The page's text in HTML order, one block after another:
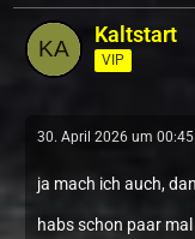
Kaltstart
VIP
30. April 2026 um 00:45
ja mach ich auch,
habs schon paar